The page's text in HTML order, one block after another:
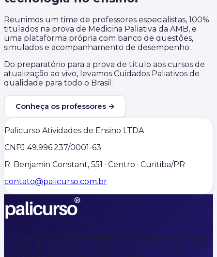
Reunimos um time de professores especialistas, 100%
titulados na prova de Medicina Paliativa da AMB, e
uma plataforma própria com banco de questões,
simulados e acompanhamento de desempenho.
Do preparatório para a prova de título aos cursos de
atualização ao vivo, levamos Cuidados Paliativos de
qualidade para todo o Brasil.
Conheça os professores →
Palicurso Atividades de Ensino LTDA
CNPJ 49.996.237/0001-63
R. Benjamin Constant, 551 · Centro · Curitiba/PR
contato@palicurso.com.br
Educação em Cuidados Paliativos: o preparatório para
a prova de título da AMB e cursos de atualização ao